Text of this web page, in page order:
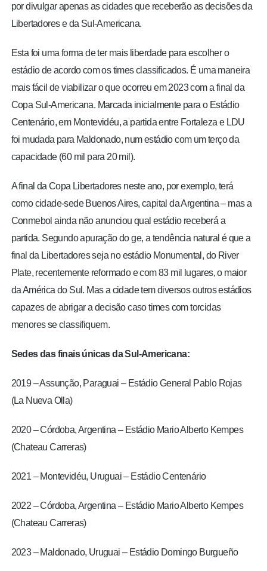
por divulgar apenas as cidades que receberão as decisões da
Libertadores e da Sul-Americana.
Esta foi uma forma de ter mais liberdade para escolher o
estádio de acordo com os times classificados. É uma maneira
mais fácil de viabilizar o que ocorreu em 2023 com a final da
Copa Sul-Americana. Marcada inicialmente para o Estádio
Centenário, em Montevidéu, a partida entre Fortaleza e LDU
foi mudada para Maldonado, num estádio com um terço da
capacidade (60 mil para 20 mil).
A final da Copa Libertadores neste ano, por exemplo, terá
como cidade-sede Buenos Aires, capital da Argentina – mas a
Conmebol ainda não anunciou qual estádio receberá a
partida. Segundo apuração do ge, a tendência natural é que a
final da Libertadores seja no estádio Monumental, do River
Plate, recentemente reformado e com 83 mil lugares, o maior
da América do Sul. Mas a cidade tem diversos outros estádios
capazes de abrigar a decisão caso times com torcidas
menores se classifiquem.
Sedes das finais únicas da Sul-Americana:
2019 – Assunção, Paraguai – Estádio General Pablo Rojas
(La Nueva Olla)
2020 – Córdoba, Argentina – Estádio Mario Alberto Kempes
(Chateau Carreras)
2021 – Montevidéu, Uruguai – Estádio Centenário
2022 – Córdoba, Argentina – Estádio Mario Alberto Kempes
(Chateau Carreras)
2023 – Maldonado, Uruguai – Estádio Domingo Burgueño